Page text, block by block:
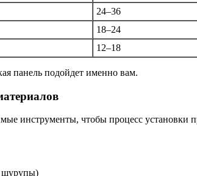
24–36
18–24
12–18
панель подойдет именно вам.
инструменты, чтобы процесс установки
шурупы)